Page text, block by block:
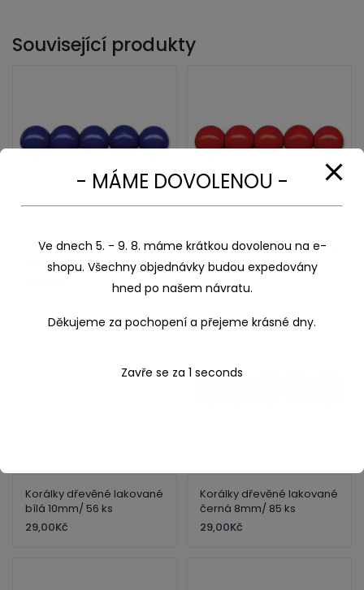
Související produkty
Korálky dřevěné lakované
tmavá modrá 6mm/ 120
Korálky dřevěné lakované
červená 10mm/ 56 ks
29,00
Kč
Korálky dřevěné lakované
bílá 10mm/ 56 ks
29,00Kč
Korálky dřevěné lakované
černá 8mm/ 85 ks
29,00Kč
- MÁME DOVOLENOU -
Ve dnech 5. - 9. 8. máme krátkou dovolenou na e-
shopu. Všechny objednávky budou expedovány
hned po našem návratu.
Děkujeme za pochopení a přejeme krásné dny.
Zavře se za 1 seconds